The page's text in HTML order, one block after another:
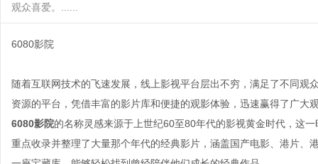
观众喜爱。......
6080影院
随着互联网技术的飞速发展，线上影视平台层出不穷，满足了不同观
资源的平台，凭借丰富的影片库和便捷的观影体验，迅速赢得了广大
6080影院的名称灵感来源于上世纪60至80年代的影视黄金时代，这
重点收录并整理了大量那个年代的经典影片，涵盖国产电影、港片、